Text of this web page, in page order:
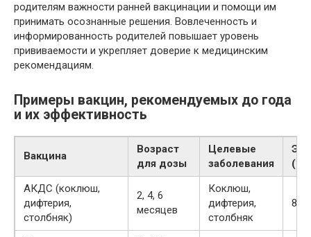
родителям важности ранней вакцинации и помощи им
принимать осознанные решения. Вовлеченность и
информированность родителей повышает уровень
прививаемости и укрепляет доверие к медицинским
рекомендациям.
Примеры вакцин, рекомендуемых до года
и их эффективность
Вакцина
Возраст
для дозы
Целевые
заболевания
(%)
АКДС (коклюш,
дифтерия,
столбняк)
2, 4, 6
месяцев
Коклюш,
дифтерия,
столбняк
85-